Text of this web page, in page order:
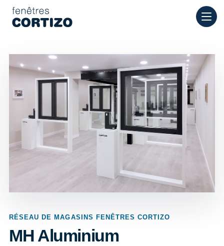
Fenêtres Cortizo est un réseau spécialisé dans les fenêtres
Produits
Devis
RÉSEAU DE MAGASINS FENÊTRES CORTIZO
MH Aluminium